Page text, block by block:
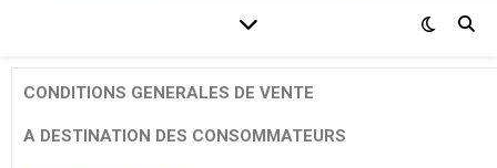
CONDITIONS GENERALES DE VENTE
A DESTINATION DES CONSOMMATEURS